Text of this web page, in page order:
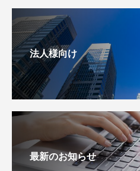
法人様向け
最新のお知らせ